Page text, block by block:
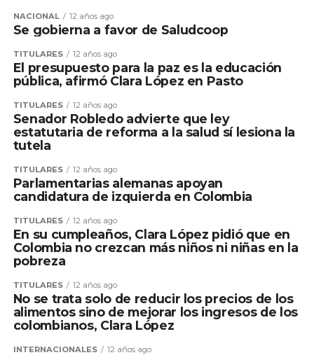
NACIONAL 12 años ago
Se gobierna a favor de Saludcoop
TITULARES 12 años ago
El presupuesto para la paz es la educación
pública, afirmó Clara López en Pasto
TITULARES 12 años ago
Senador Robledo advierte que ley
estatutaria de reforma a la salud sí lesiona la
tutela
TITULARES 12 años ago
Parlamentarias alemanas apoyan
candidatura de izquierda en Colombia
TITULARES 12 años ago
En su cumpleaños, Clara López pidió que en
Colombia no crezcan más niños ni niñas en la
pobreza
TITULARES 12 años ago
No se trata solo de reducir los precios de los
alimentos sino de mejorar los ingresos de los
colombianos, Clara López
INTERNACIONALES 12 años ago